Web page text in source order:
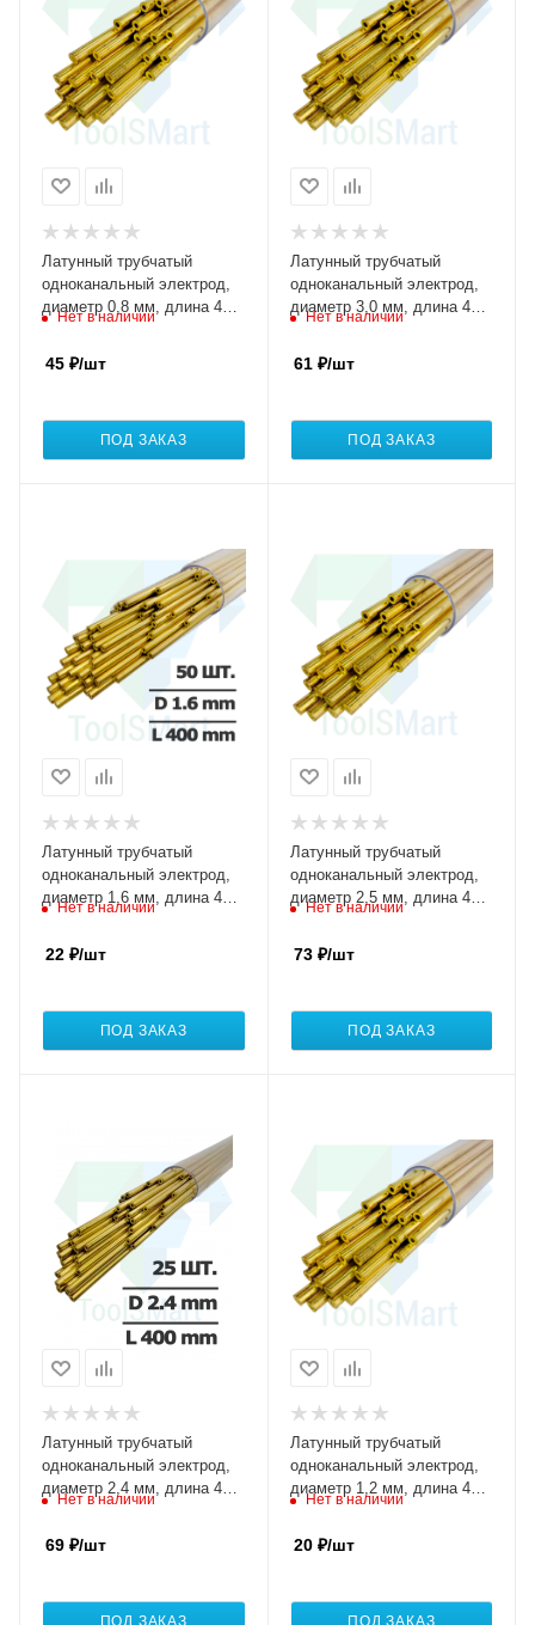
Латунный трубчатый
одноканальный электрод,
диаметр 0,8 мм, длина 400
Нет в наличии
45 ₽/шт
ПОД ЗАКАЗ
Латунный трубчатый
одноканальный электрод,
диаметр 3,0 мм, длина 400
Нет в наличии
61₽/шт
ПОД ЗАКАЗ
Латунный трубчатый
одноканальный электрод,
диаметр 1,6 мм, длина 400
Нет в наличии
22 ₽/шт
ПОД ЗАКАЗ
Латунный трубчатый
одноканальный электрод,
диаметр 2,5 мм, длина 400
Нет в наличии
73₽/шт
ПОД ЗАКАЗ
Латунный трубчатый
одноканальный электрод,
диаметр 2,4 мм, длина 400
Нет в наличии
69 ₽/шт
ПОД ЗАКАЗ
Латунный трубчатый
одноканальный электрод,
диаметр 1,2 мм, длина 400
Нет в наличии
20₽/шт
ПОД ЗАКАЗ